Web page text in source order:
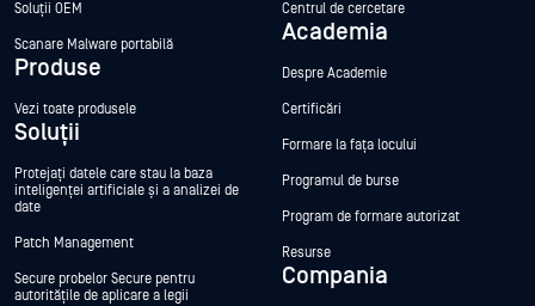
Soluții OEM
Scanare Malware portabilă
Produse
Vezi toate produsele
Soluții
Protejați datele care stau la baza
inteligenței artificiale și a analizei de
date
Patch Management
Secure probelor Secure pentru
autoritățile de aplicare a legii
Centrul de cercetare
Academia
Despre Academie
Certificări
Formare la fața locului
Programul de burse
Program de formare autorizat
Resurse
Compania